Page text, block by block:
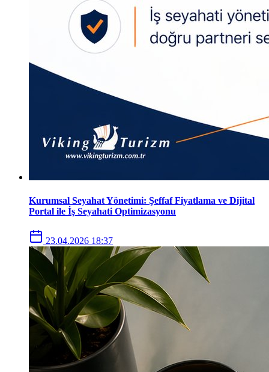
Kurumsal Seyahat Yönetimi: Şeffaf Fiyatlama ve Dijital
Portal ile İş Seyahati Optimizasyonu
23.04.2026 18:37